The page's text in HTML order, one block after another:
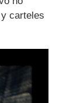
carteles